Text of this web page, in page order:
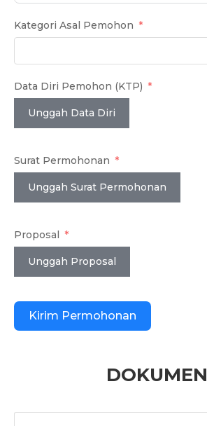
Kategori Asal Pemohon
Data Diri Pemohon (KTP)
Unggah Data Diri
Surat Permohonan
Unggah Surat Permohonan
Proposal
Unggah Proposal
Kirim Permohonan
DOKUMEN